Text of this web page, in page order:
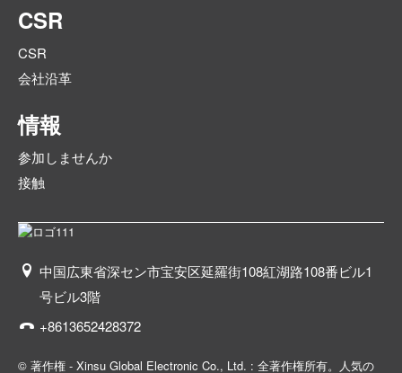
CSR
CSR
会社沿革
情報
参加しませんか
接触
中国広東省深セン市宝安区延羅街108紅湖路108番ビル1
号ビル3階
+8613652428372
© 著作権 - Xinsu Global Electronic Co., Ltd. : 全著作権所有。 人気の